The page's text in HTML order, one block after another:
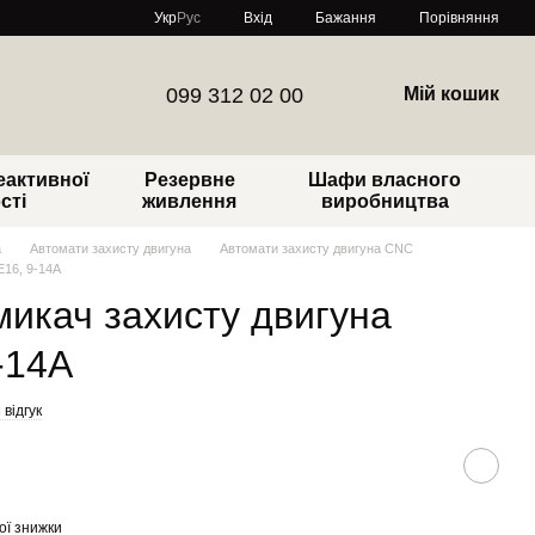
УкрРус Вхід Бажання Порівняння
099 312 02 00 Мій кошик
Резервне
живлення
Шафи власного
виробництва
Автомати захисту двигуна
Автомати захисту двигуна CNC
9-14А
захисту двигуна
знижки